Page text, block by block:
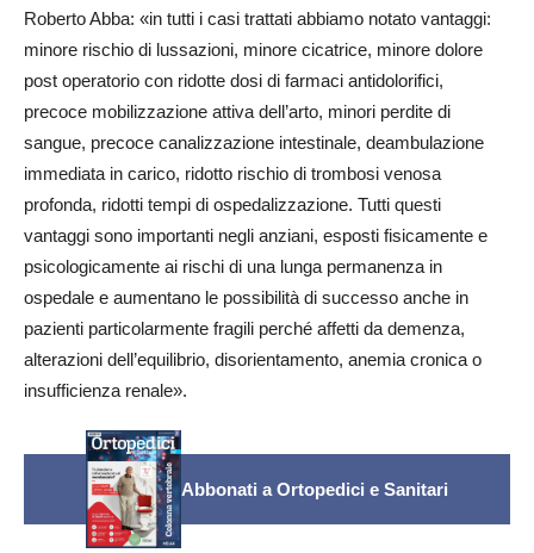
Roberto Abba: «in tutti i casi trattati abbiamo notato vantaggi:
minore rischio di lussazioni, minore cicatrice, minore dolore
post operatorio con ridotte dosi di farmaci antidolorifici,
precoce mobilizzazione attiva dell’arto, minori perdite di
sangue, precoce canalizzazione intestinale, deambulazione
immediata in carico, ridotto rischio di trombosi venosa
profonda, ridotti tempi di ospedalizzazione. Tutti questi
vantaggi sono importanti negli anziani, esposti fisicamente e
psicologicamente ai rischi di una lunga permanenza in
ospedale e aumentano le possibilità di successo anche in
pazienti particolarmente fragili perché affetti da demenza,
alterazioni dell’equilibrio, disorientamento, anemia cronica o
insufficienza renale».
Abbonati a Ortopedici e Sanitari